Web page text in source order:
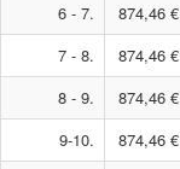
6 - 7.
874,46 €
7 - 8.
874,46 €
8 - 9.
874,46 €
9-10.
874,46 €